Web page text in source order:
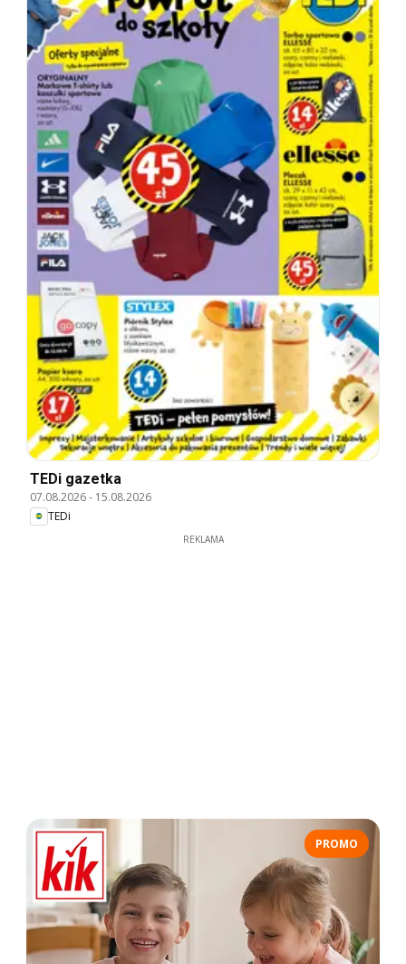
TEDi gazetka
07.08.2026- 15.08.2026
TEDi
REKLAMA
PROMO